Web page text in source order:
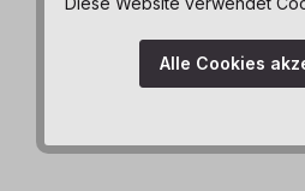
Alle Cookies